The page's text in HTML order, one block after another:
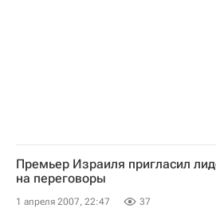
Премьер Израиля пригласил
на переговоры
1 апреля 2007, 22:47 37